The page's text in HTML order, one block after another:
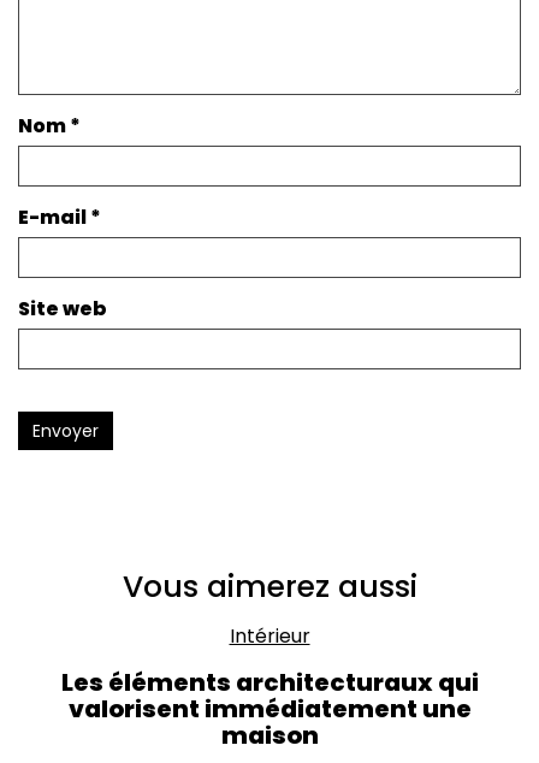
Nom*
E-mail*
Site web
Envoyer
Vous aimerez aussi
Intérieur
Les éléments architecturaux qui
valorisent immédiatement une
maison